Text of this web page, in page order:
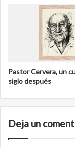
Pastor Cervera, un
siglo después
Deja un